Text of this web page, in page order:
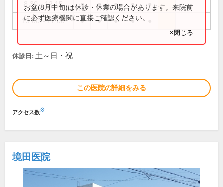
8:30～12:15 ● ● ● ● ●
13:00～17:00 ● ● ● ●
お盆(8月中旬)は休診・休業の場合があります。来院前
に必ず医療機関に直接ご確認ください。
×閉じる
休診日: 土～日・祝
この医院の詳細をみる
アクセス数※
境田医院